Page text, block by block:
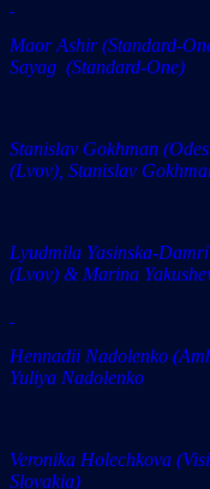
Maor Ashir
Sayag (Standard-One)
Stanislav Gokhman
(Lvov), Stanislav
Lyudmila Yasinska-
(Lvov) & Marina
Hennadii Nadolenko
Yuliya Nadolenko
Veronika Holechkova
Slovakia)